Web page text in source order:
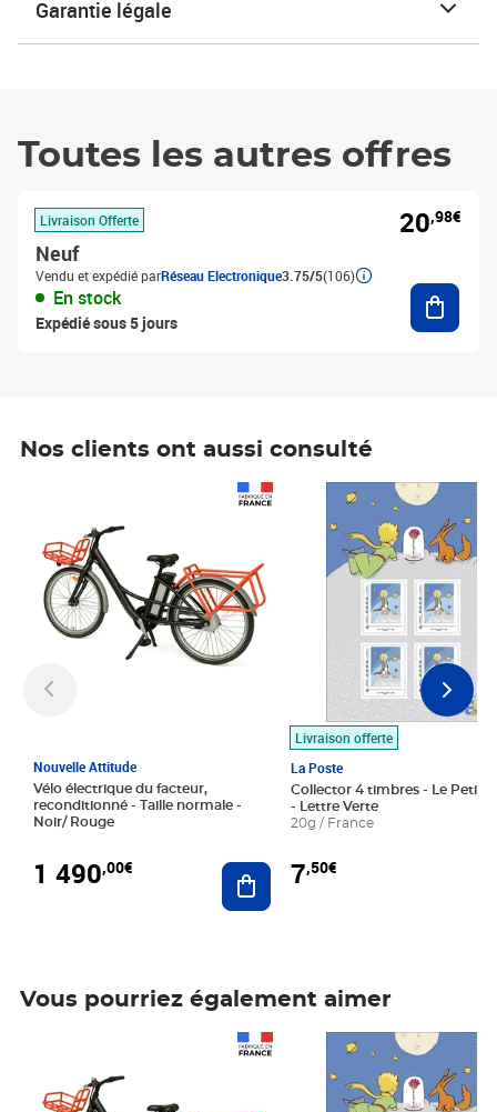
Garantie légale
Toutes les autres offres
Livraison Offerte
Neuf
Vendu et expédié parRéseau Electronique3.75/5(106)
En stock
Expédié sous 5 jours
20,98€
Nos clients ont aussi consulté
Nouvelle Attitude
Vélo électrique du facteur,
reconditionné - Taille normale -
Noir/ Rouge
1 490,00€ Ajouter au panier
Livraison offerte
La Poste
Collector 4 timbres - Le Petit
- Lettre Verte
20g / France
7,50€
Prix 7,50€
Vous pourriez également aimer
Prix 7,50€